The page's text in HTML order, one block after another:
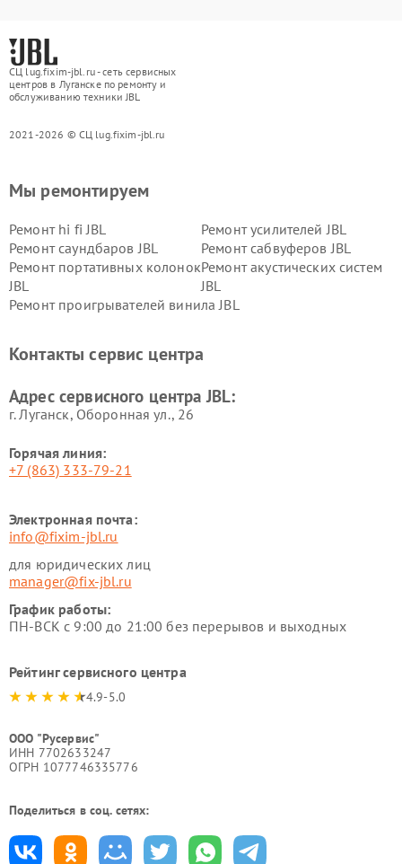
СЦ lug.fixim-jbl.ru - сеть сервисных
центров в Луганске по ремонту и
обслуживанию техники JBL
2021-2026 © СЦ lug.fixim-jbl.ru
Мы ремонтируем
Ремонт hi fi JBL
Ремонт усилителей JBL
Ремонт саундбаров JBL
Ремонт сабвуферов JBL
Ремонт портативных колонок
JBL
Ремонт акустических систем
JBL
Ремонт проигрывателей винила JBL
Контакты сервис центра
Адрес сервисного центра JBL:
г. Луганск, Оборонная ул., 26
Горячая линия:
+7 (863) 333-79-21
Электронная почта:
info@fixim-jbl.ru
для юридических лиц
manager@fix-jbl.ru
График работы:
ПН-ВСК с 9:00 до 21:00 без перерывов и выходных
Рейтинг сервисного центра
4.9-5.0
ООО "Русервис"
ИНН 7702633247
ОГРН 1077746335776
Поделиться в соц. сетях: